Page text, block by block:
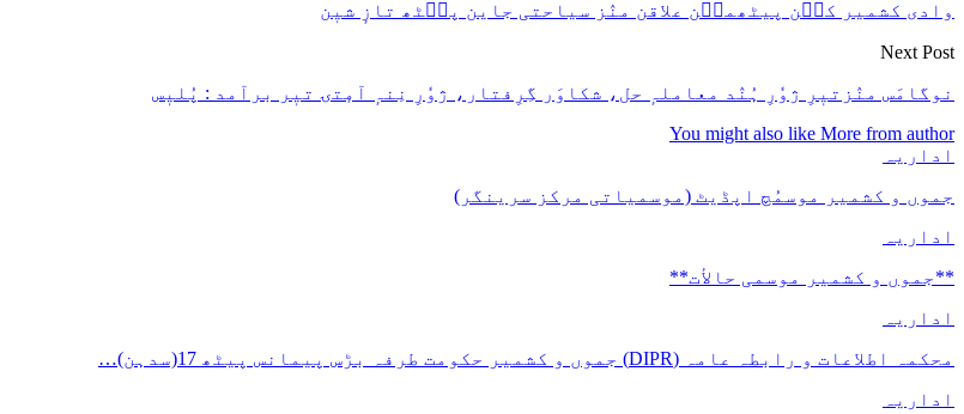
وادی کشمیر کٮ۪ن پیٹھمٮ۪ن علاقن منٛز سیاحتی جاین پٮ۪ٹھ تازٕ شیٖن
Next Post
نوگامَس منٛزتیٖرِ ژوٗرِ ہُنٛد معاملہٕ حل، شکاوَر گِرِفتار، ژوٗرِ نِنہٕ آمٕتۍ تیٖر برآمد : پُلیٖس
You might also like More from author
اداریہ
جموں و کشمیر موسمُچ اپڈیٹ (موسمیاتی مرکز سرینگر)
اداریہ
**جموں و كشمیر موسمی حالأت**
اداریہ
محکمہ اطلاعات و رابطہ عامہ (DIPR) جموں و کشمیر حکومت طرفہ بڑس پیمانس پیٹھ 17(سدہن)…
اداریہ